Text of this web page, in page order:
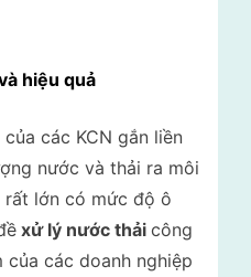
ọ
L
â
n
hiệu quả
các KCN gắn liền
nước và thải ra môi
lớn có mức độ ô
xử lý nước thải công
của các doanh nghiệp